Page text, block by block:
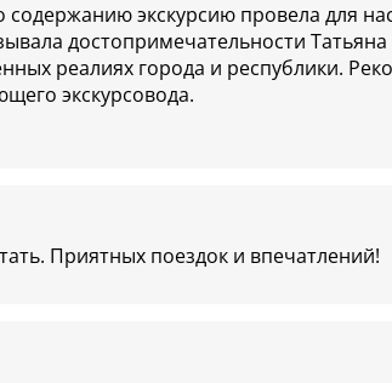
экскурсию провела для
достопримечательности
реалиях города и республики.
экскурсовода.
Приятных поездок и впечатлений!